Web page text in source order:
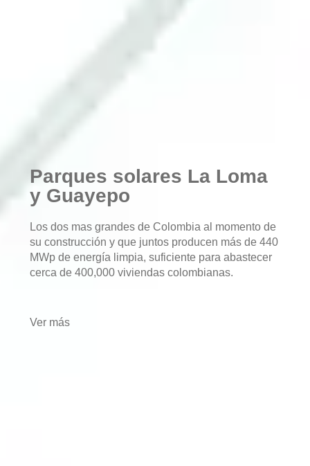
Parques solares La Loma
y Guayepo
Los dos mas grandes de Colombia al momento de
su construcción y que juntos producen más de 440
MWp de energía limpia, suficiente para abastecer
cerca de 400,000 viviendas colombianas.
Ver más